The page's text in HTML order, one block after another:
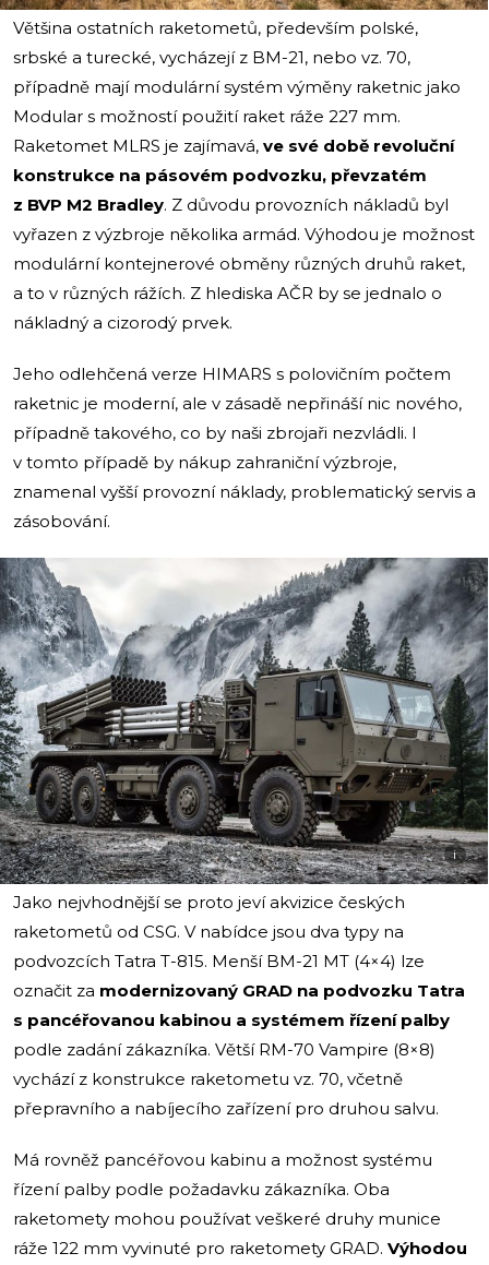
Většina ostatních raketometů, především polské,
srbské a turecké, vycházejí z BM-21, nebo vz. 70,
případně mají modulární systém výměny raketnic jako
Modular s možností použití raket ráže 227 mm.
Raketomet MLRS je zajímavá, ve své době revoluční
konstrukce na pásovém podvozku, převzatém
z BVP M2 Bradley. Z důvodu provozních nákladů byl
vyřazen z výzbroje několika armád. Výhodou je možnost
modulární kontejnerové obměny různých druhů raket,
a to v různých rážích. Z hlediska AČR by se jednalo o
nákladný a cizorodý prvek.
Jeho odlehčená verze HIMARS s polovičním počtem
raketnic je moderní, ale v zásadě nepřináší nic nového,
případně takového, co by naši zbrojaři nezvládli. I
v tomto případě by nákup zahraniční výzbroje,
znamenal vyšší provozní náklady, problematický servis a
zásobování.
i
Jako nejvhodnější se proto jeví akvizice českých
raketometů od CSG. V nabídce jsou dva typy na
podvozcích Tatra T-815. Menší BM-21 MT (4×4) lze
označit za modernizovaný GRAD na podvozku Tatra
s pancéřovanou kabinou a systémem řízení palby
podle zadání zákazníka. Větší RM-70 Vampire (8×8)
vychází z konstrukce raketometu vz. 70, včetně
přepravního a nabíjecího zařízení pro druhou salvu.
Má rovněž pancéřovou kabinu a možnost systému
řízení palby podle požadavku zákazníka. Oba
raketomety mohou používat veškeré druhy munice
ráže 122 mm vyvinuté pro raketomety GRAD. Výhodou